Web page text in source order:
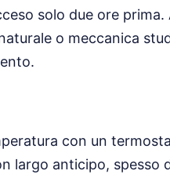
solo due ore
o meccanica
con un
largo anticipo, spesso